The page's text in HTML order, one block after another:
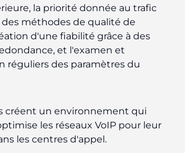
la priorité donnée au trafic
des méthodes de qualité de
d'une fiabilité grâce à des
et l'examen et
réguliers des paramètres du
créent un environnement qui
les réseaux VoIP pour leur
les centres d'appel.